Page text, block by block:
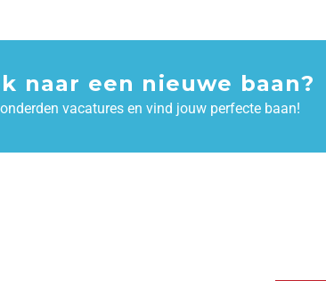
naar een nieuwe baan?
vacatures en vind jouw perfecte baan!